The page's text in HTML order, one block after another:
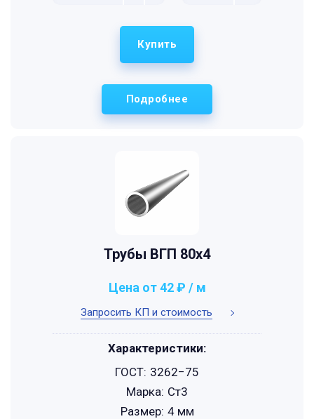
Подробнее
Купить
Трубы ВГП 80x4
Запросить КП и стоимость
Цена от 42 ₽ / м
Характеристики:
ГОСТ: 3262−75
Марка: Ст3
Размер: 4 мм